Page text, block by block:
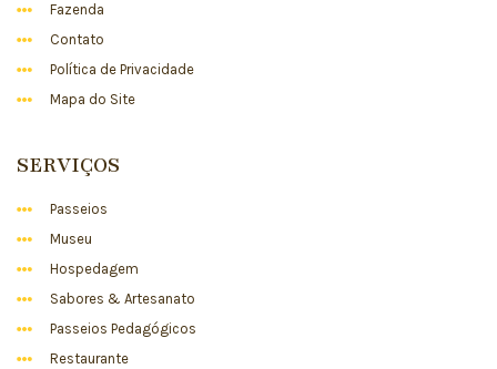
Fazenda
Contato
Política de Privacidade
Mapa do Site
SERVIÇOS
Passeios
Museu
Hospedagem
Sabores & Artesanato
Passeios Pedagógicos
Restaurante